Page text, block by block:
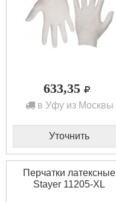
633,35
в Уфу из Москвы
Уточнить
Перчатки латексные
Stayer 11205-XL